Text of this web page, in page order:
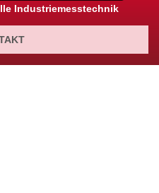
Industriemesstechnik